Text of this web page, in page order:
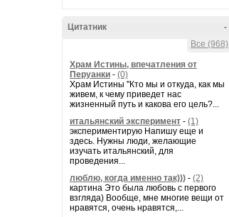
-
Цитатник
Все (968)
Храм Истины, впечатления от
Перуанки - (0)
Храм Истины "Кто мы и откуда, как мы
живем, к чему приведет нас
жизненный путь и какова его цель?...
итальянский эксперимент - (1)
экспериментирую Напишу еще и
здесь. Нужны люди, желающие
изучать итальянский, для
проведения...
люблю, когда именно так))) - (2)
картина Это была любовь с первого
взгляда) Вообще, мне многие вещи от
нравятся, очень нравятся,...